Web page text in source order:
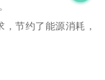
节约了能源消耗，